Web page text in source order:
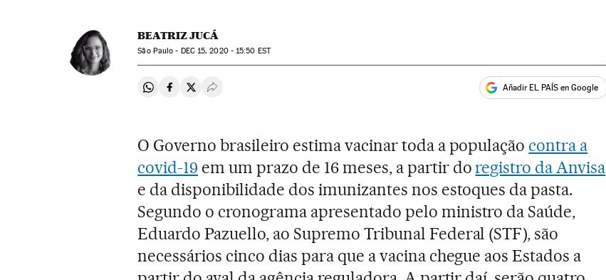
BEATRIZ JUCÁ
São Paulo - DEC15, 2020 - 15:50 EST
Compartir en Whatsapp
Compartir en Facebook
Compartir en Twitter
Desplegar Redes Sociales Añadir EL PAÍS en Google
O Governo brasileiro estima vacinar toda a população contra a
covid-19 em um prazo de 16 meses, a partir doregistro da Anvisa
e da disponibilidade dos imunizantes nos estoques da pasta.
Segundo o cronograma apresentado pelo ministro da Saúde,
Eduardo Pazuello, ao Supremo Tribunal Federal (STF), são
necessários cinco dias para que a vacina chegue aos Estados a